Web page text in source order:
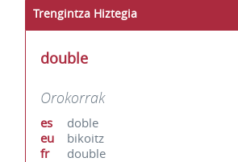
Trengintza Hiztegia
double
Orokorrak
es
doble
eu
bikoitz
fr
double